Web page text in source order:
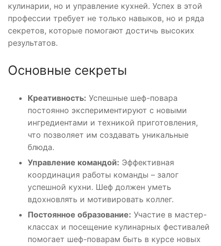
кулинарии, но и управление кухней. Успех в этой
профессии требует не только навыков, но и ряда
секретов, которые помогают достичь высоких
результатов.
Основные секреты
Креативность: Успешные шеф-повара
постоянно экспериментируют с новыми
ингредиентами и техникой приготовления,
что позволяет им создавать уникальные
блюда.
Управление командой: Эффективная
координация работы команды – залог
успешной кухни. Шеф должен уметь
вдохновлять и мотивировать коллег.
Постоянное образование: Участие в мастер-
классах и посещение кулинарных фестивалей
помогает шеф-поварам быть в курсе новых